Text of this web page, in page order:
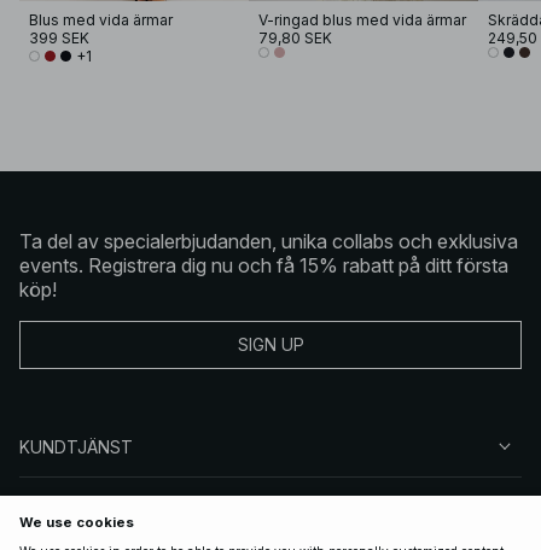
Blus med vida ärmar
399 SEK
+1
V-ringad blus med vida ärmar
79,80 SEK
249,50
Ta del av specialerbjudanden, unika collabs och exklusiva
events. Registrera dig nu och få 15% rabatt på ditt första
köp!
SIGN UP
KUNDTJÄNST